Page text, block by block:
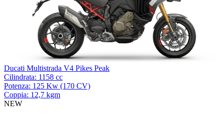
Ducati Multistrada V4 Pikes Peak
Cilindrata: 1158 cc
Potenza: 125 Kw (170 CV)
Coppia: 12,7 kgm
NEW